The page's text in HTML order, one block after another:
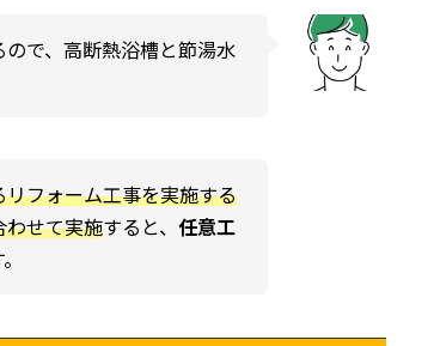
で、高断熱浴槽と節湯水
フォーム工事を実施する
わせて実施すると、任意工